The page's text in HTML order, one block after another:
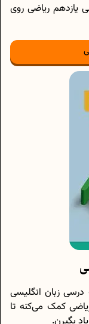
یازدهم ریاضی روی
زبان انگلیسی
کمک می‌کنه تا